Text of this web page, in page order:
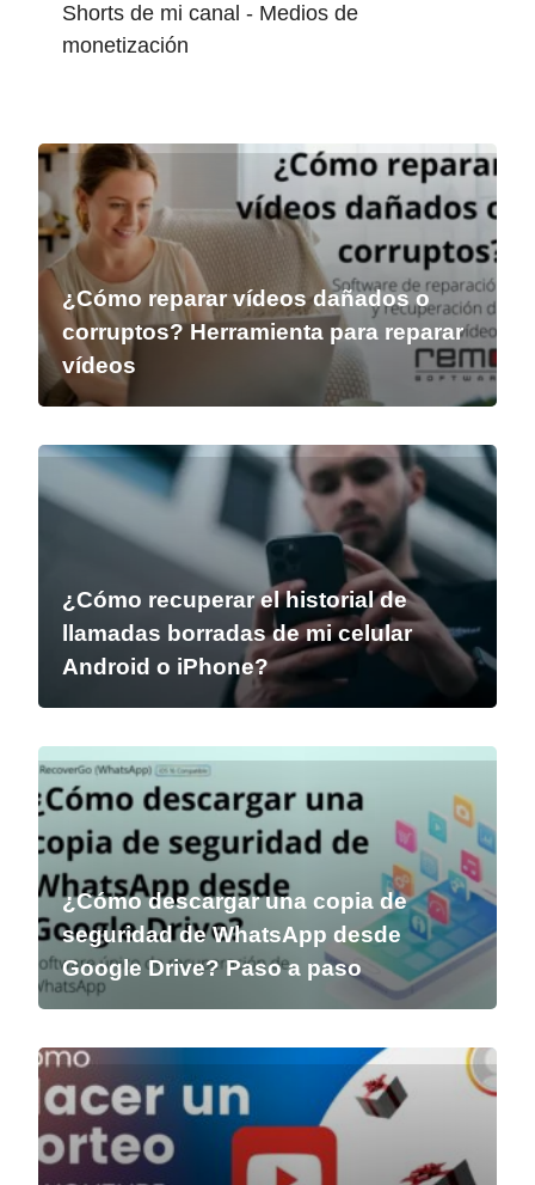
Shorts de mi canal - Medios de
monetización
¿Cómo reparar vídeos dañados o
corruptos? Herramienta para reparar
vídeos
¿Cómo recuperar el historial de
llamadas borradas de mi celular
Android o iPhone?
¿Cómo descargar una copia de
seguridad de WhatsApp desde
Google Drive? Paso a paso